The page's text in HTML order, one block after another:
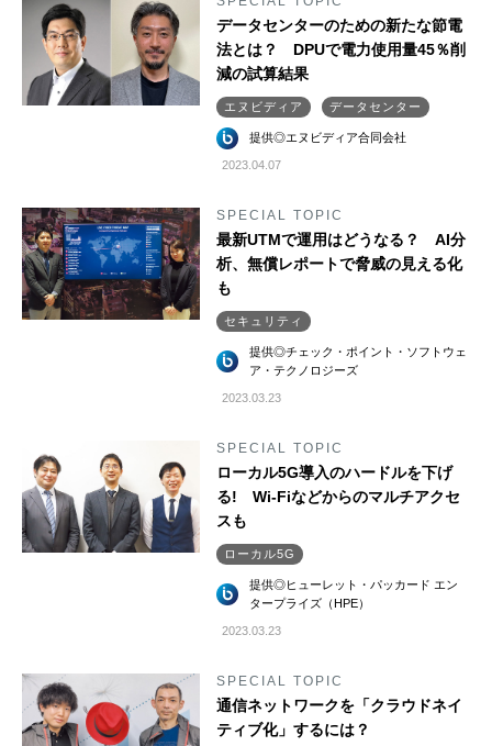
データセンターのための新たな節電
法とは？ DPUで電力使用量45％削
減の試算結果
エヌビディア データセンター
提供◎エヌビディア合同会社
2023.04.07
SPECIAL TOPIC
最新UTMで運用はどうなる？ AI分
析、無償レポートで脅威の見える化
も
セキュリティ
提供◎チェック・ポイント・ソフトウェ
ア・テクノロジーズ
2023.03.23
SPECIAL TOPIC
ローカル5G導入のハードルを下げ
る! Wi-Fiなどからのマルチアクセ
スも
ローカル5G
提供◎ヒューレット・パッカード エン
タープライズ（HPE）
2023.03.23
SPECIAL TOPIC
通信ネットワークを「クラウドネイ
ティブ化」するには？